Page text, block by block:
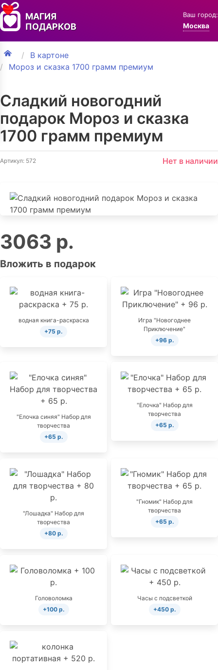
МАГИЯ
ПОДАРКОВ
Ваш город:
Москва
В картоне
Мороз и сказка 1700 грамм премиум
Сладкий новогодний
подарок Мороз и сказка
1700 грамм премиум
Артикул: 572 Нет в наличии
3063 р.
Вложить в подарок
водная книга-раскраска
+75 р.
Игра "Новогоднее
Приключение"
+96 р.
"Елочка синяя" Набор для
творчества
+65 р.
"Елочка" Набор для
творчества
+65 р.
"Лошадка" Набор для
творчества
+80 р.
"Гномик" Набор для
творчества
+65 р.
Головоломка
+100 р.
Часы с подсветкой
+450 р.